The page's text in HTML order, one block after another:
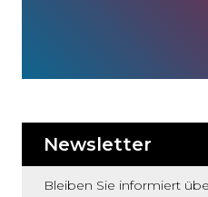
Newsletter
Bleiben Sie informiert